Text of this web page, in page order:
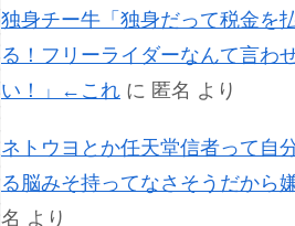
独身チー牛「独身だって税金を
る！フリーライダーなんて言わ
い！」←これ に 匿名 より
ネトウヨとか任天堂信者って自
る脳みそ持ってなさそうだから
名 より